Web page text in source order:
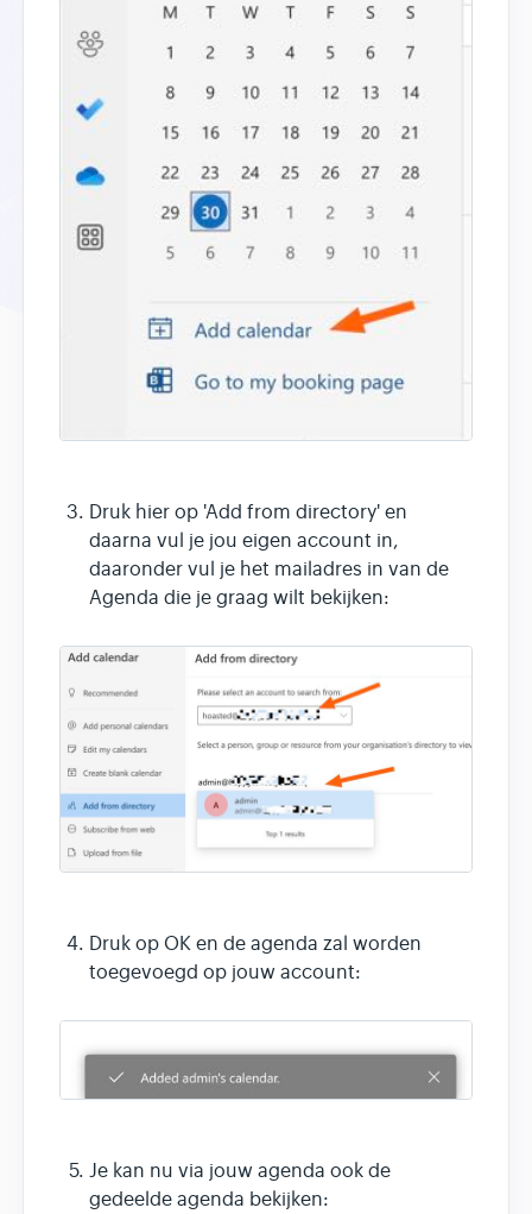
Druk hier op 'Add from directory' en
daarna vul je jou eigen account in,
daaronder vul je het mailadres in van de
Agenda die je graag wilt bekijken:
Druk op OK en de agenda zal worden
toegevoegd op jouw account:
Je kan nu via jouw agenda ook de
gedeelde agenda bekijken: